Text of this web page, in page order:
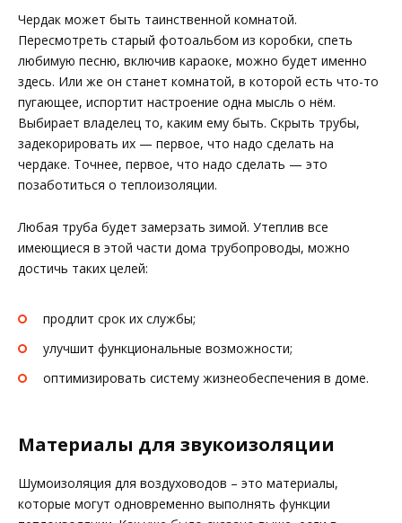
Чердак может быть таинственной комнатой.
Пересмотреть старый фотоальбом из коробки, спеть
любимую песню, включив караоке, можно будет именно
здесь. Или же он станет комнатой, в которой есть что-то
пугающее, испортит настроение одна мысль о нём.
Выбирает владелец то, каким ему быть. Скрыть трубы,
задекорировать их — первое, что надо сделать на
чердаке. Точнее, первое, что надо сделать — это
позаботиться о теплоизоляции.
Любая труба будет замерзать зимой. Утеплив все
имеющиеся в этой части дома трубопроводы, можно
достичь таких целей:
продлит срок их службы;
улучшит функциональные возможности;
оптимизировать систему жизнеобеспечения в доме.
Материалы для звукоизоляции
Шумоизоляция для воздуховодов – это материалы,
которые могут одновременно выполнять функции